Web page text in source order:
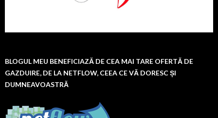
BLOGUL MEU BENEFICIAZĂ DE CEA MAI TARE OFERTĂ DE
GAZDUIRE, DE LA NETFLOW, CEEA CE VĂ DORESC ȘI
DUMNEAVOASTRĂ